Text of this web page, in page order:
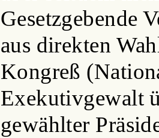
Gesetzgebende
aus direkten
Kongreß
Exekutivgewalt
gewählter